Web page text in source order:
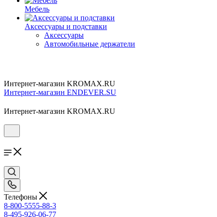
Мебель
Аксессуары и подставки
Аксессуары
Автомобильные держатели
Интернет-магазин KROMAX.RU
Интернет-магазин ENDEVER.SU
Интернет-магазин KROMAX.RU
Телефоны
8-800-5555-88-3
8-495-926-06-77